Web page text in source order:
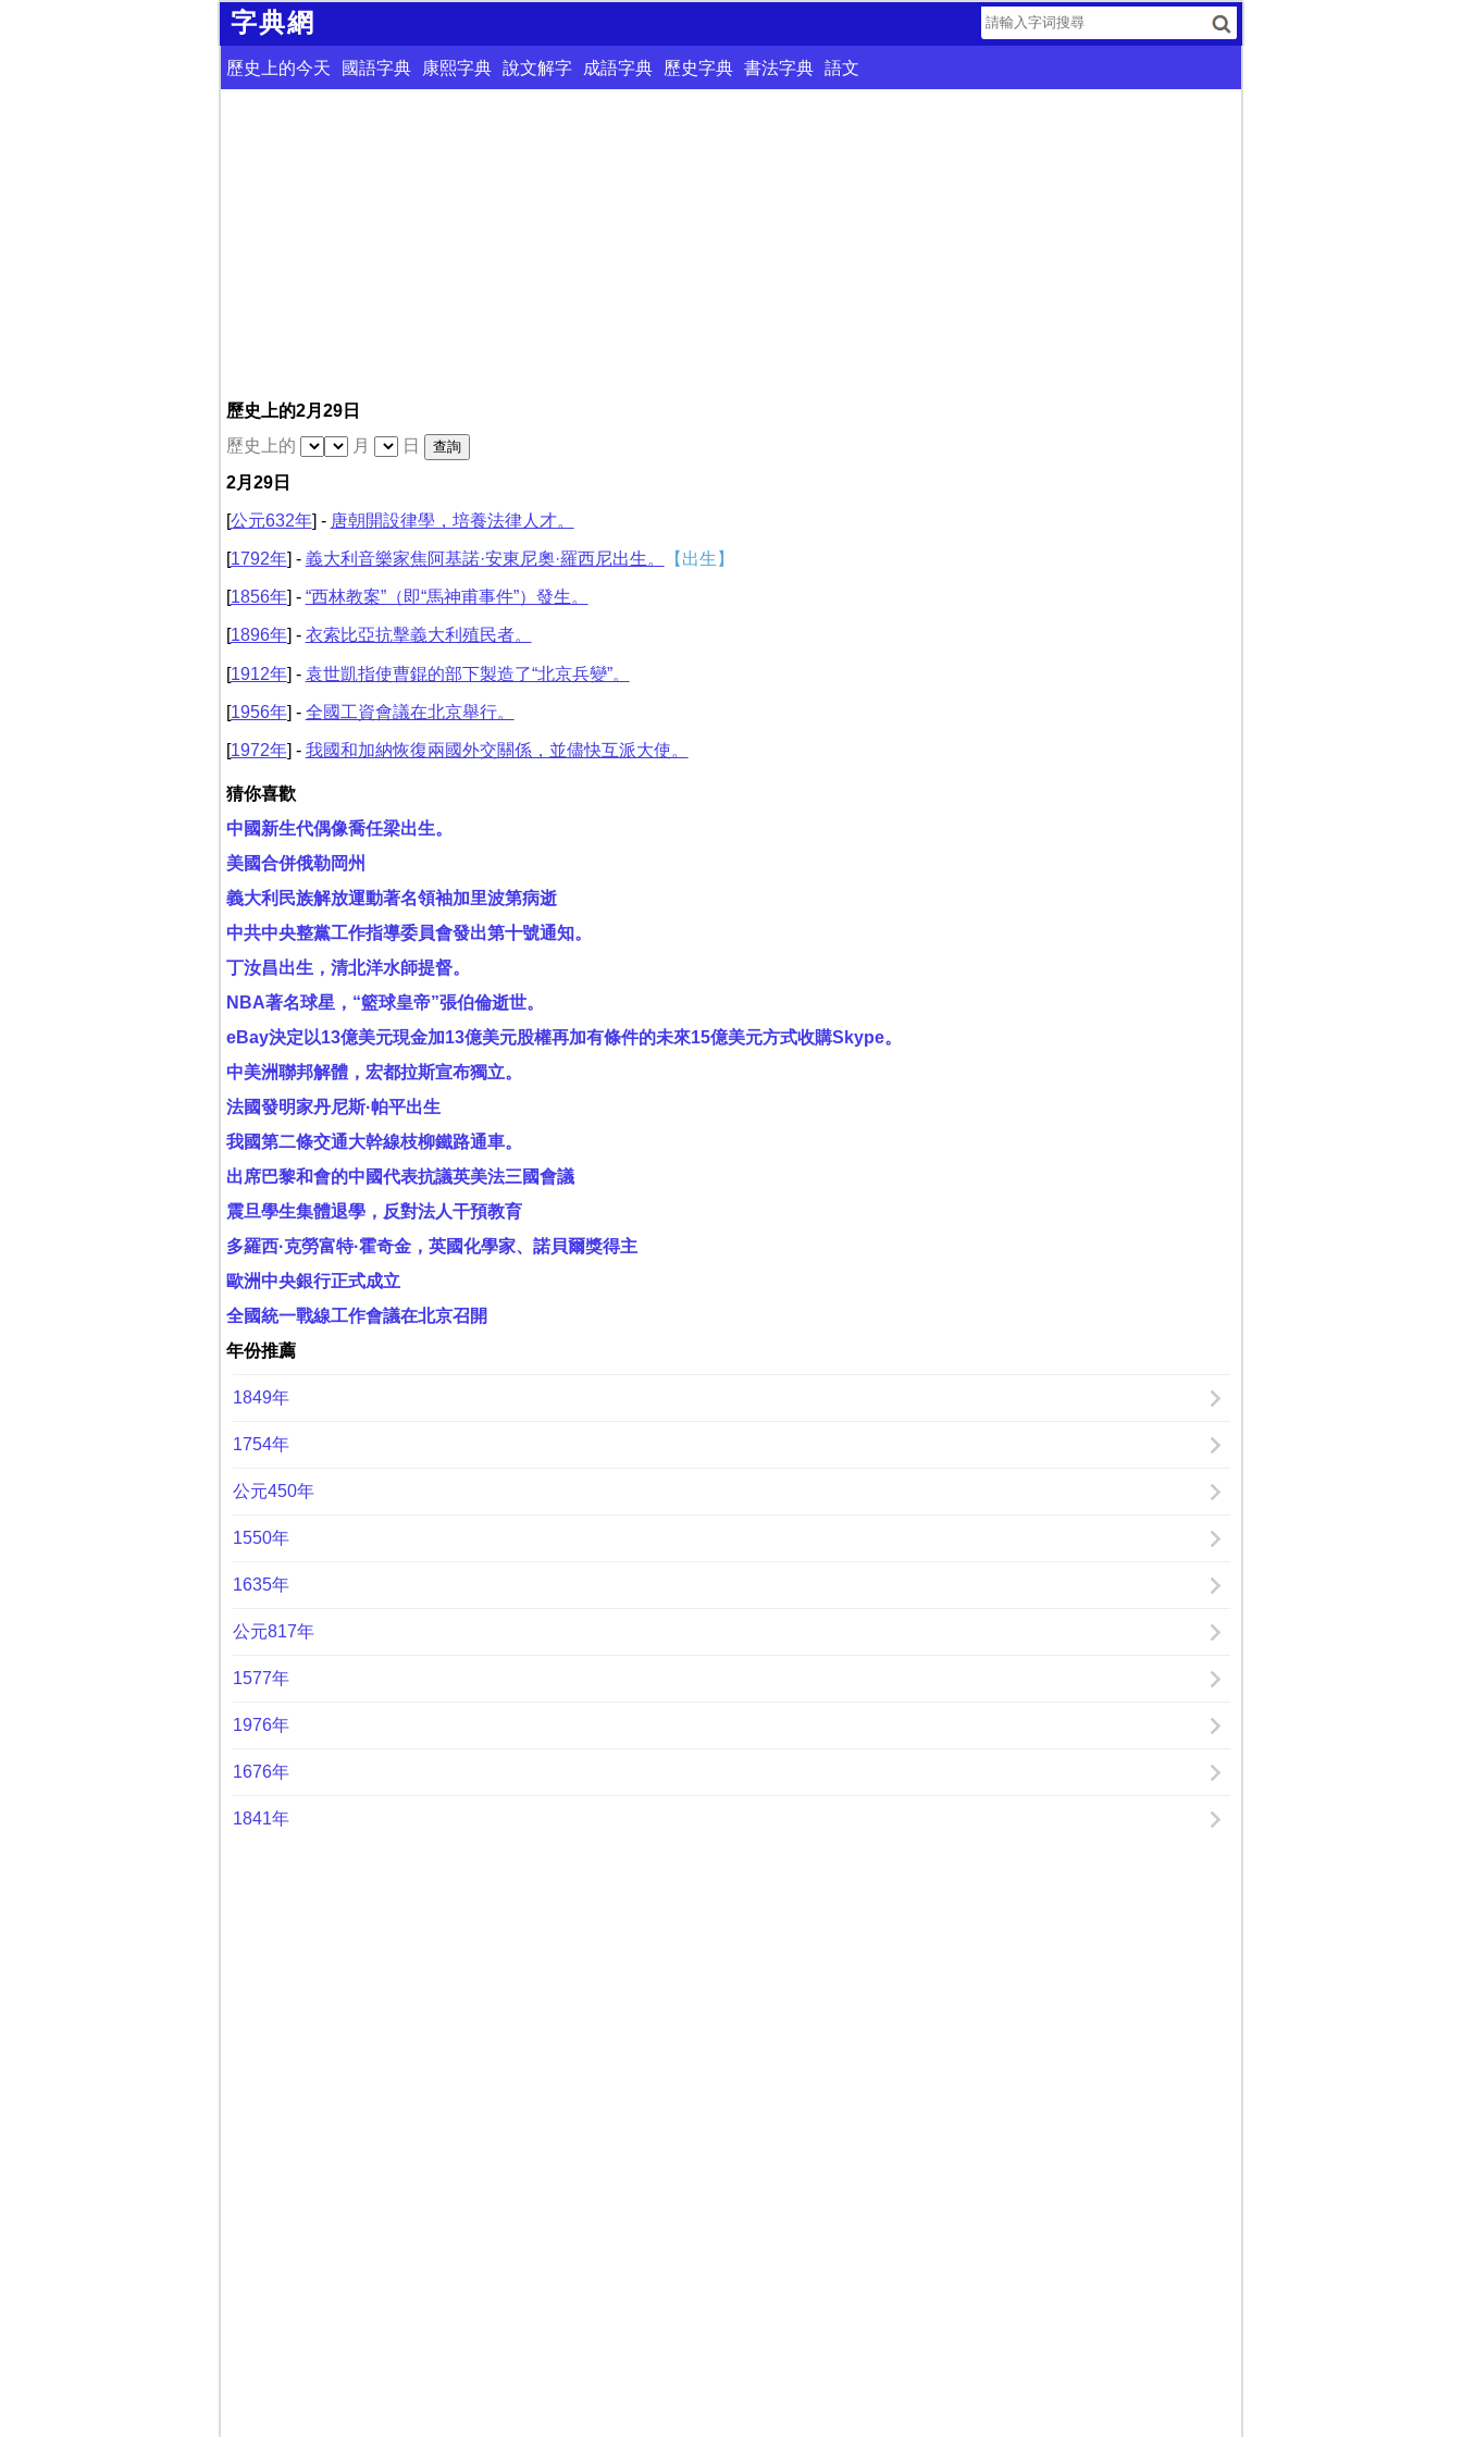
字典網
歷史上的今天 國語字典 康熙字典 說文解字 成語字典 歷史字典 書法字典 語文
歷史上的2月29日
歷史上的
月
日
2月29日
[公元632年] - 唐朝開設律學，培養法律人才。
[1792年] - 義大利音樂家焦阿基諾·安東尼奧·羅西尼出生。 【出生】
[1856年] - “西林教案”（即“馬神甫事件”）發生。
[1896年] - 衣索比亞抗擊義大利殖民者。
[1912年] - 袁世凱指使曹錕的部下製造了“北京兵變”。
[1956年] - 全國工資會議在北京舉行。
[1972年] - 我國和加納恢復兩國外交關係，並儘快互派大使。
猜你喜歡
中國新生代偶像喬任梁出生。
美國合併俄勒岡州
義大利民族解放運動著名領袖加里波第病逝
中共中央整黨工作指導委員會發出第十號通知。
丁汝昌出生，清北洋水師提督。
NBA著名球星，“籃球皇帝”張伯倫逝世。
eBay決定以13億美元現金加13億美元股權再加有條件的未來15億美元方式收購Skype。
中美洲聯邦解體，宏都拉斯宣布獨立。
法國發明家丹尼斯·帕平出生
我國第二條交通大幹線枝柳鐵路通車。
出席巴黎和會的中國代表抗議英美法三國會議
震旦學生集體退學，反對法人干預教育
多羅西·克勞富特·霍奇金，英國化學家、諾貝爾獎得主
歐洲中央銀行正式成立
全國統一戰線工作會議在北京召開
年份推薦
1849年
1754年
公元450年
1550年
1635年
公元817年
1577年
1976年
1676年
1841年